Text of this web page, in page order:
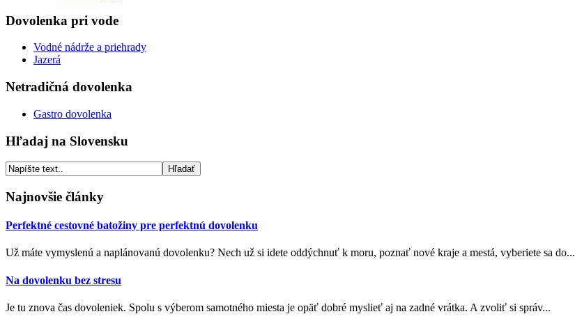
Dovolenka pri vode
Vodné nádrže a priehrady
Jazerá
Netradičná dovolenka
Gastro dovolenka
Hľadaj na Slovensku
Najnovšie články
Perfektné cestovné batožiny pre perfektnú dovolenku
Už máte vymyslenú a naplánovanú dovolenku? Nech už si idete oddýchnuť k moru, poznať nové kraje a mestá, vyberiete sa do...
Na dovolenku bez stresu
Je tu znova čas dovoleniek. Spolu s výberom samotného miesta je opäť dobré myslieť aj na zadné vrátka. A zvoliť si správ...